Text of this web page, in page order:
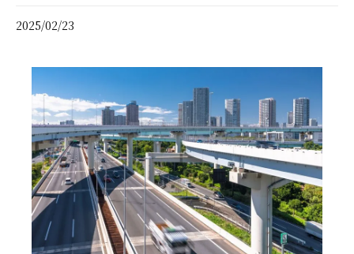
2025/02/23